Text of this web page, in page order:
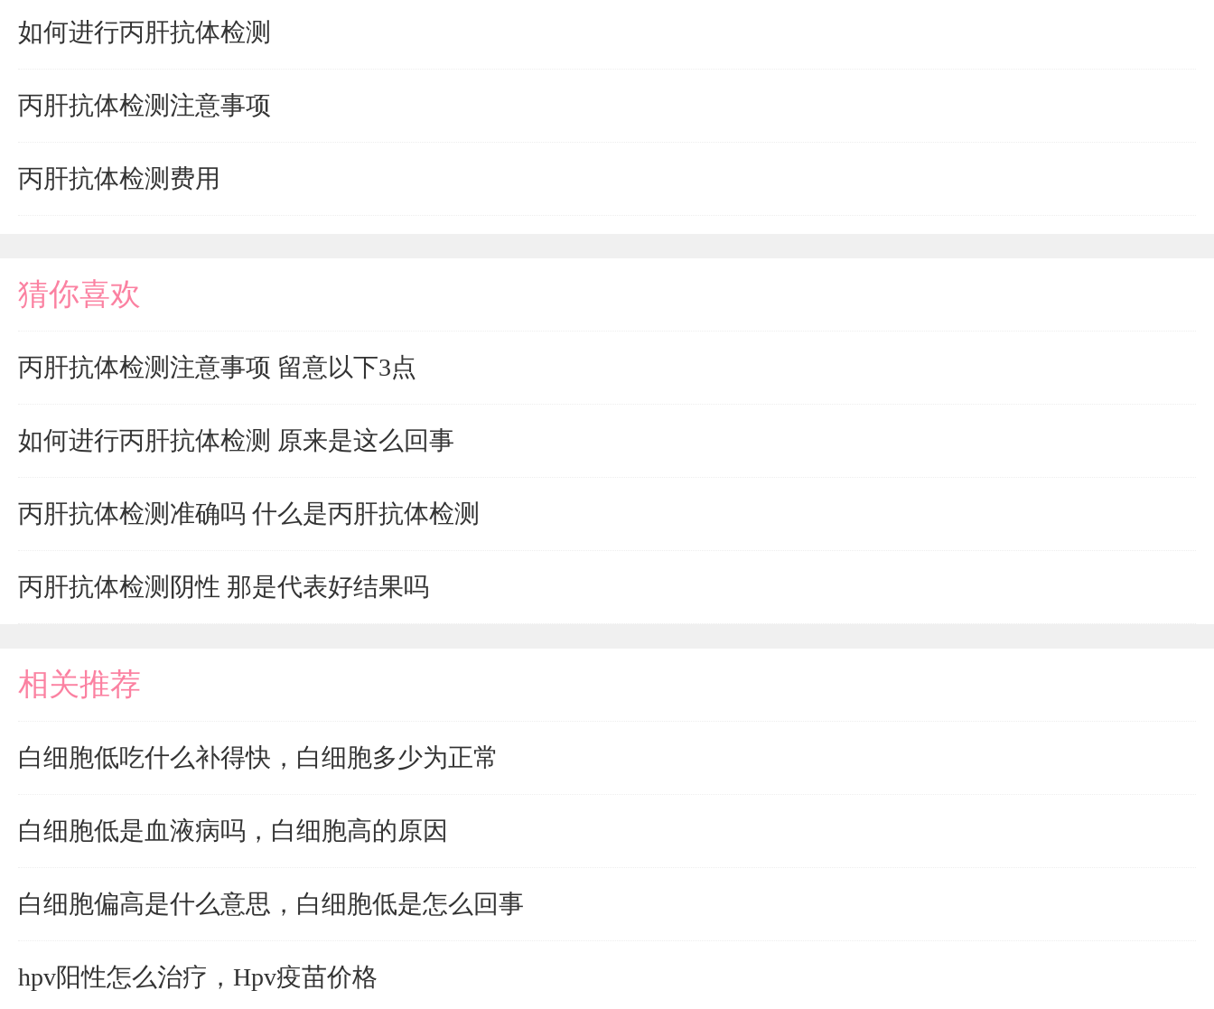
如何进行丙肝抗体检测
丙肝抗体检测注意事项
丙肝抗体检测费用
猜你喜欢
丙肝抗体检测注意事项 留意以下3点
如何进行丙肝抗体检测 原来是这么回事
丙肝抗体检测准确吗 什么是丙肝抗体检测
丙肝抗体检测阴性 那是代表好结果吗
相关推荐
白细胞低吃什么补得快，白细胞多少为正常
白细胞低是血液病吗，白细胞高的原因
白细胞偏高是什么意思，白细胞低是怎么回事
hpv阳性怎么治疗，Hpv疫苗价格